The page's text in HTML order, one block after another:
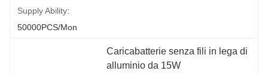
Supply Ability:
50000PCS/Mon
Caricabatterie senza fili in lega di
alluminio da 15W